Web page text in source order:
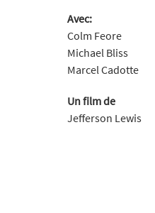
Avec:
Colm Feore
Michael Bliss
Marcel Cadotte
Un film de
Jefferson Lewis